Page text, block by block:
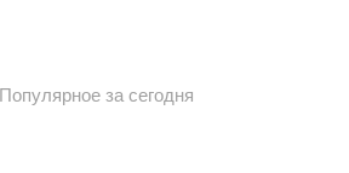
Популярное за сегодня